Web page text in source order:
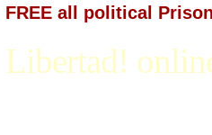
FREE all political
Libertad!